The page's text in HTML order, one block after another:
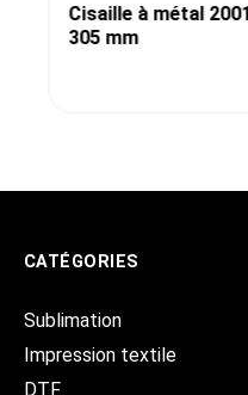
Cisaille à métal
305 mm
CATÉGORIES
Sublimation
Impression textile
DTF